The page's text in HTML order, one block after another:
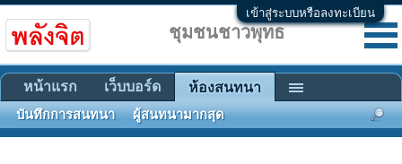
เข้าสู่ระบบหรือลงทะเบียน
ชุมชนชาวพุทธ
หน้าแรก เว็บบอร์ด ห้องสนทนา
บันทึกการสนทนา ผู้สนทนามากสุด